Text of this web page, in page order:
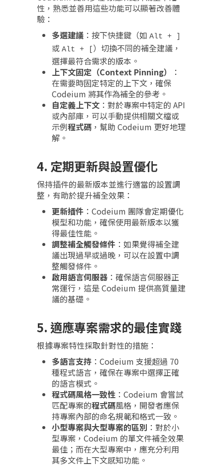
性，熟悉並善用這些功能可以顯著改善體
驗：
多選建議 ：按下快捷鍵（如 Alt + ]
或 Alt + [ ）切換不同的補全建議，
選擇最符合需求的版本。
上下文固定（Context Pinning）
：
在需要時固定特定的上下文，確保
Codeium 將其作為補全的參考。
自定義上下文 ：對於專案中特定的 API
或內部庫，可以手動提供相關文檔或
示例程式碼 ，幫助 Codeium 更好地理
解。
4. 定期更新與設置優化
保持插件的最新版本並進行適當的設置調
整，有助於提升補全效果：
更新插件 ：Codeium 團隊會定期優化
模型和功能，確保使用最新版本以獲
得最佳性能。
調整補全觸發條件 ：如果覺得補全建
議出現過早或過晚，可以在設置中調
整觸發條件。
啟用語言伺服器 ：確保語言伺服器正
常運行，這是 Codeium 提供高質量建
議的基礎。
5. 適應專案需求的最佳實踐
根據專案特性採取針對性的措施：
多語言支持 ：Codeium 支援超過 70
種程式語言，確保在專案中選擇正確
的語言模式。
程式碼風格一致性 ：Codeium 會嘗試
匹配專案的程式碼風格，開發者應保
持專案內部的命名規範和格式一致。
小型專案與大型專案的區別 ：對於小
型專案，Codeium 的單文件補全效果
最佳；而在大型專案中，應充分利用
其多文件上下文感知功能。